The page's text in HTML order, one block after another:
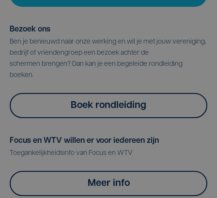
Bezoek ons
Ben je benieuwd naar onze werking en wil je met jouw vereniging,
bedrijf of vriendengroep een bezoek achter de
schermen brengen? Dan kan je een begeleide rondleiding
boeken.
Boek rondleiding
Focus en WTV willen er voor iedereen zijn
Toegankelijkheidsinfo van Focus en WTV
Meer info